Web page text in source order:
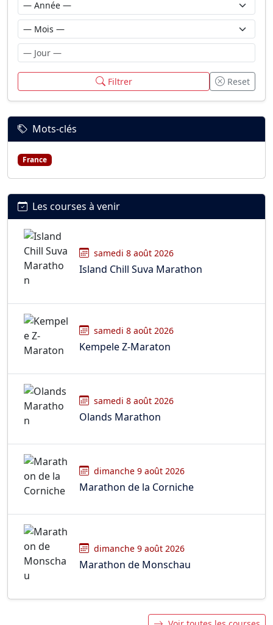
Filtrer Reset
Mots-clés
France
Les courses à venir
samedi 8 août 2026
Island Chill Suva Marathon
samedi 8 août 2026
Kempele Z-Maraton
samedi 8 août 2026
Olands Marathon
dimanche 9 août 2026
Marathon de la Corniche
dimanche 9 août 2026
Marathon de Monschau